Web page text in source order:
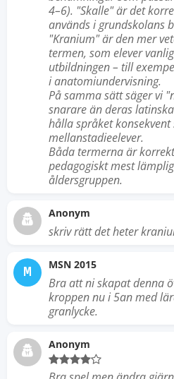
4–6). "Skalle" är det
används i grundskolans
"Kranium" är den mer
termen, som elever
utbildningen – till
i anatomiundervisning.
På samma sätt säger vi
snarare än deras
hålla språket
mellanstadieelever.
Båda termerna är
pedagogiskt mest
åldersgruppen.
Anonym
skriv rätt det heter
M MSN 2015
Bra att ni skapat denna
kroppen nu i 5an med
granlycke.
Anonym